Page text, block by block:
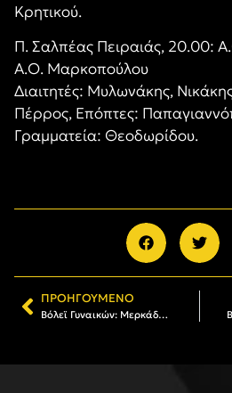
Κρητικού.
Π. Σαλπέας Πειραιάς, 20.00:
Α.Ο. Μαρκοπούλου
Διαιτητές: Μυλωνάκης,
Πέρρος, Επόπτες:
Γραμματεία: Θεοδωρίδου.
ΠΡΟΗΓΟΎΜΕΝΟ
Βόλεϊ Γυναικών: Μερκάδο και Τσομπανίδου στις πρωταγωνίστριες της στατιστικής